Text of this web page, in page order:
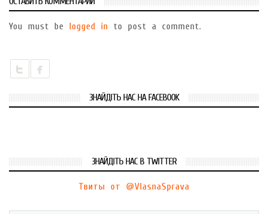
You must be logged in to post a comment.
ЗНАЙДІТЬ НАС НА FACEBOOK
ЗНАЙДІТЬ НАС В TWITTER
Твиты от @VlasnaSprava